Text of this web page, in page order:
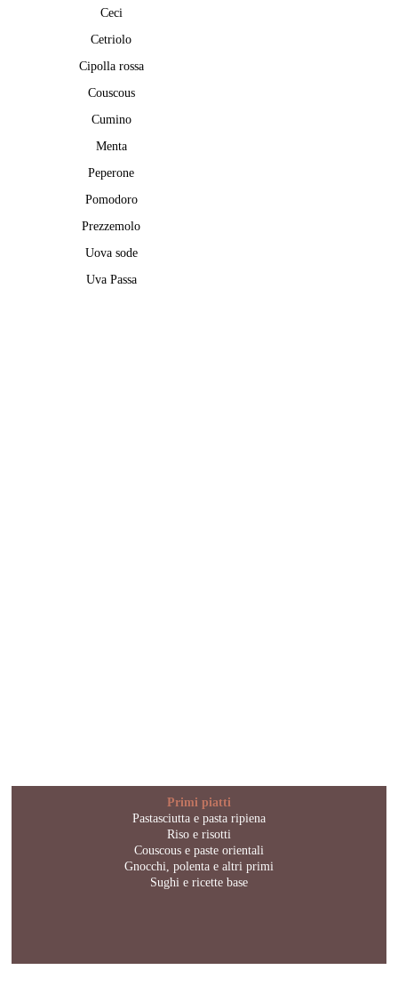
Ceci
Cetriolo
Cipolla rossa
Couscous
Cumino
Menta
Peperone
Pomodoro
Prezzemolo
Uova sode
Uva Passa
Primi piatti
Pastasciutta e pasta ripiena
Riso e risotti
Couscous e paste orientali
Gnocchi, polenta e altri primi
Sughi e ricette base